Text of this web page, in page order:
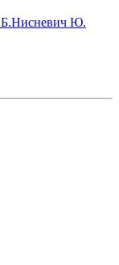
Нисневич Ю.